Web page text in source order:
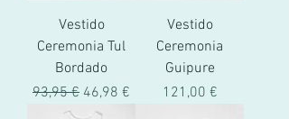
Vestido
Ceremonia Tul
Bordado
Precio
93,95 € Precio de oferta
46,98 €
Vestido
Ceremonia
Guipure
Precio
121,00 €